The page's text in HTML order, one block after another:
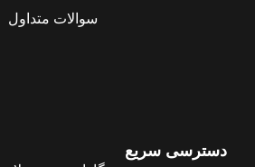
سوالات متداول
دسترسی سریع